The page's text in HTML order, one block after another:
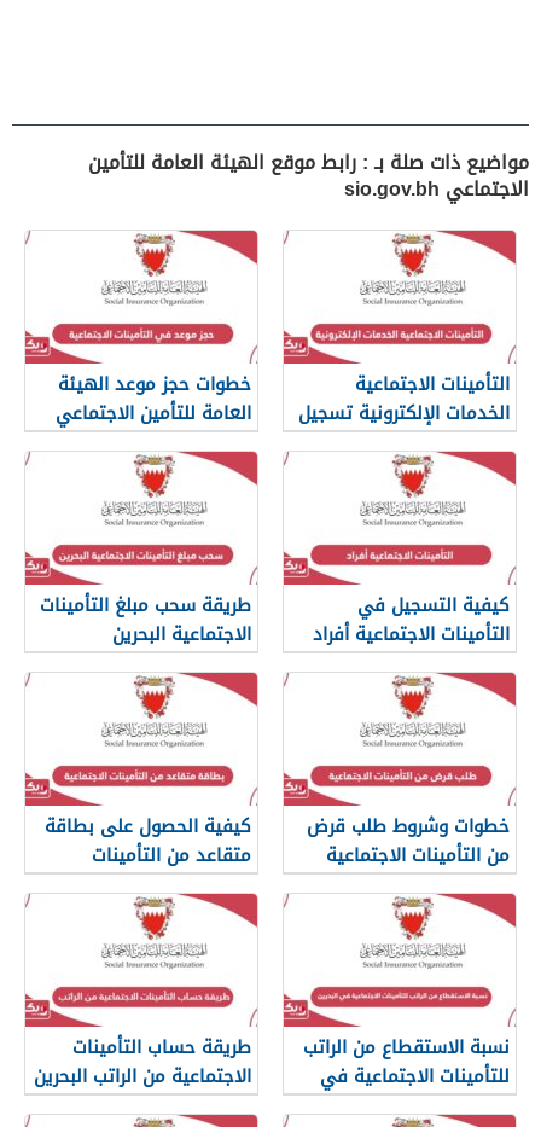
مواضيع ذات صلة بـ : رابط موقع الهيئة العامة للتأمين
الاجتماعي sio.gov.bh
التأمينات الاجتماعية
الخدمات الإلكترونية تسجيل
الدخول
خطوات حجز موعد الهيئة
العامة للتأمين الاجتماعي
البحرين
كيفية التسجيل في
التأمينات الاجتماعية أفراد
البحرين
طريقة سحب مبلغ التأمينات
الاجتماعية البحرين
خطوات وشروط طلب قرض
من التأمينات الاجتماعية
البحرين
كيفية الحصول على بطاقة
متقاعد من التأمينات
الاجتماعية
نسبة الاستقطاع من الراتب
للتأمينات الاجتماعية في
البحرين
طريقة حساب التأمينات
الاجتماعية من الراتب البحرين